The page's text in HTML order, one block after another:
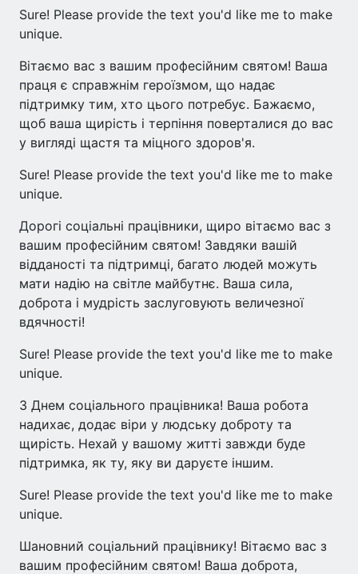
Sure! Please provide the text you'd like me to make
unique.
Вітаємо вас з вашим професійним святом! Ваша
праця є справжнім героїзмом, що надає
підтримку тим, хто цього потребує. Бажаємо,
щоб ваша щирість і терпіння поверталися до вас
у вигляді щастя та міцного здоров'я.
Sure! Please provide the text you'd like me to make
unique.
Дорогі соціальні працівники, щиро вітаємо вас з
вашим професійним святом! Завдяки вашій
відданості та підтримці, багато людей можуть
мати надію на світле майбутнє. Ваша сила,
доброта і мудрість заслуговують величезної
вдячності!
Sure! Please provide the text you'd like me to make
unique.
З Днем соціального працівника! Ваша робота
надихає, додає віри у людську доброту та
щирість. Нехай у вашому житті завжди буде
підтримка, як ту, яку ви даруєте іншим.
Sure! Please provide the text you'd like me to make
unique.
Шановний соціальний працівнику! Вітаємо вас з
вашим професійним святом! Ваша доброта,